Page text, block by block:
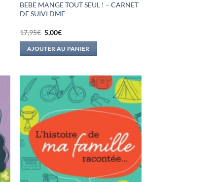
BEBE MANGE TOUT SEUL ! – CARNET
DE SUIVI DME
17,95€ Le
prix
initial
était :
5,00€Le
actuel
est :
AJOUTER AU PANIER